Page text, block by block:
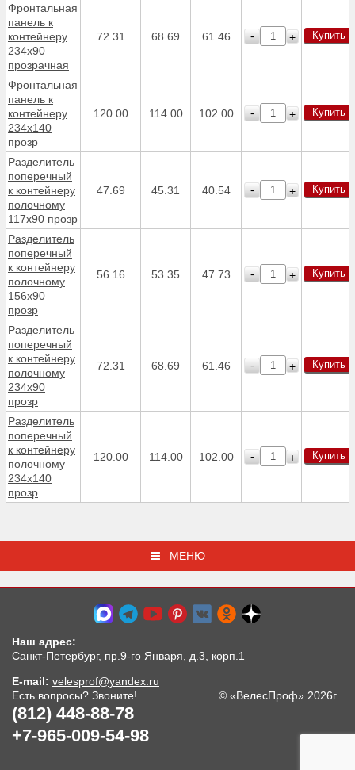
Фронтальная
панель к
контейнеру
234х90
прозрачная
72.31 68.69 61.46 - + Купить
Фронтальная
панель к
контейнеру
234х140
прозр
120.00 114.00 102.00 - + Купить
Разделитель
поперечный
к контейнеру
полочному
117х90 прозр
47.69 45.31 40.54 - + Купить
Разделитель
поперечный
к контейнеру
полочному
156х90
прозр
56.16 53.35 47.73 - + Купить
Разделитель
поперечный
к контейнеру
полочному
234х90
прозр
72.31 68.69 61.46 - + Купить
Разделитель
поперечный
к контейнеру
полочному
234х140
прозр
120.00 114.00 102.00 - + Купить
МЕНЮ
Наш адрес:
Санкт-Петербург, пр.9-го Января, д.3, корп.1
E-mail: velesprof@yandex.ru
Есть вопросы? Звоните!
(812) 448-88-78
+7-965-009-54-98
© «ВелесПроф» 2026г